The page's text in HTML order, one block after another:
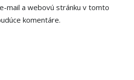
mail a webovú stránku v tomto
komentáre.